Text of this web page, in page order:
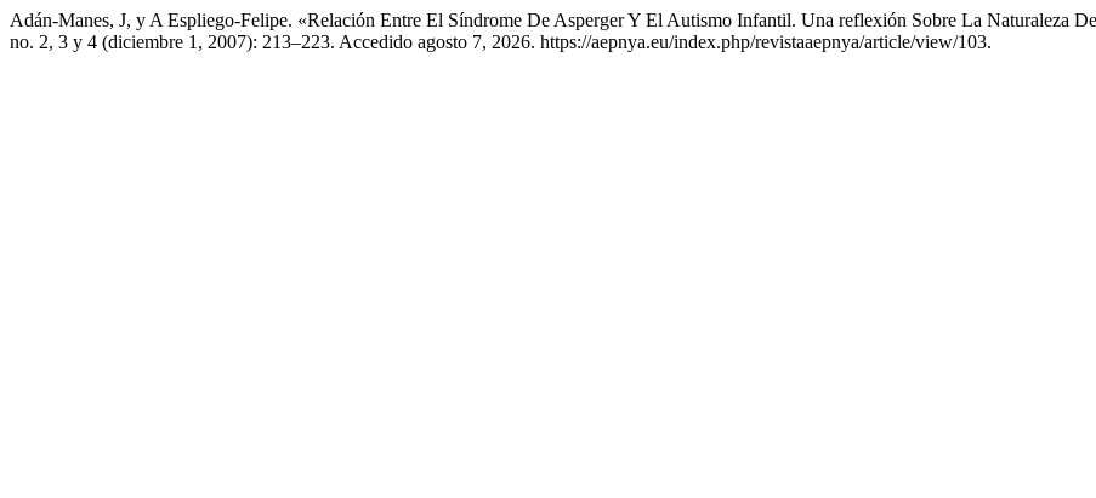
Adán-Manes, J, y A Espliego-Felipe. «Relación Entre El Síndrome De Asperger Y El Autismo Infantil. Una reflexión Sobre La Naturaleza
no. 2, 3 y 4 (diciembre 1, 2007): 213–223. Accedido agosto 7, 2026. https://aepnya.eu/index.php/revistaaepnya/article/view/103.